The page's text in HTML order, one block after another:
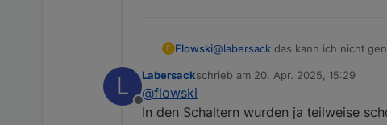
F Flowski@labersack das kann ich nicht
L
Offline
Labersackschrieb am 20. Apr. 2025, 15:29
zuletzt editiert von
@flowski
In den Schaltern wurden ja teilweise